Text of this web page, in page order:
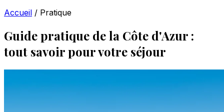
Accueil / Pratique
Guide pratique de la Côte d'Azur :
tout savoir pour votre séjour